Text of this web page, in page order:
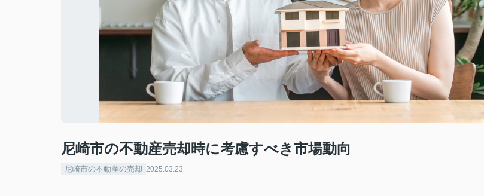
尼崎市の不動産売却時に考慮すべき市場動向
尼崎市の不動産の売却 2025.03.23